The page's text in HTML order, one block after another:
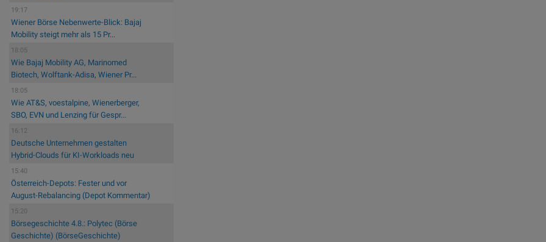
19:17
Wiener Börse Nebenwerte-Blick: Bajaj
Mobility steigt mehr als 15 Pr...
18:05
Wie Bajaj Mobility AG, Marinomed
Biotech, Wolftank-Adisa, Wiener Pr...
18:05
Wie AT&S, voestalpine, Wienerberger,
SBO, EVN und Lenzing für Gespr...
16:12
Deutsche Unternehmen gestalten
Hybrid-Clouds für KI-Workloads neu
15:40
Österreich-Depots: Fester und vor
August-Rebalancing (Depot Kommentar)
15:20
Börsegeschichte 4.8.: Polytec (Börse
Geschichte) (BörseGeschichte)